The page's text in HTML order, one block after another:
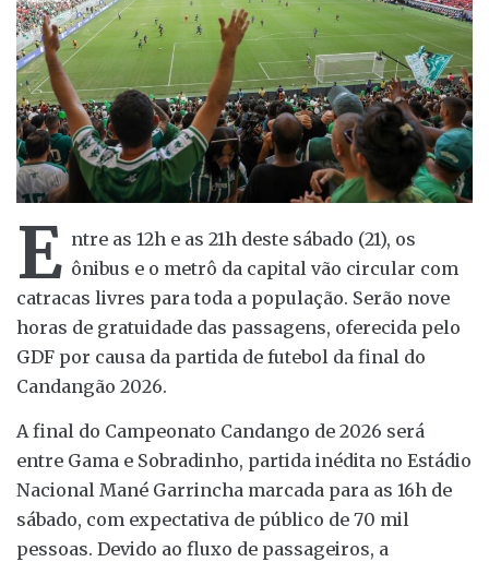
E ntre as 12h e as 21h deste sábado (21), os
ônibus e o metrô da capital vão circular com
catracas livres para toda a população. Serão nove
horas de gratuidade das passagens, oferecida pelo
GDF por causa da partida de futebol da final do
Candangão 2026.
A final do Campeonato Candango de 2026 será
entre Gama e Sobradinho, partida inédita no Estádio
Nacional Mané Garrincha marcada para as 16h de
sábado, com expectativa de público de 70 mil
pessoas. Devido ao fluxo de passageiros, a